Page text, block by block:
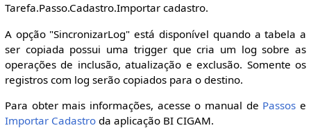
Tarefa.Passo.Cadastro.Importar cadastro.
A opção "SincronizarLog" está disponível quando a tabela a
ser copiada possui uma trigger que cria um log sobre as
operações de inclusão, atualização e exclusão. Somente os
registros com log serão copiados para o destino.
Para obter mais informações, acesse o manual de Passos e
Importar Cadastroda aplicação BI CIGAM.